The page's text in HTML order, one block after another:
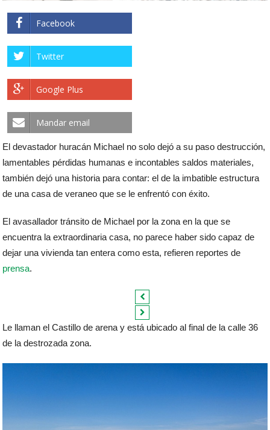
Facebook
Twitter
Google Plus
Mandar email
El devastador huracán Michael no solo dejó a su paso destrucción,
lamentables pérdidas humanas e incontables saldos materiales,
también dejó una historia para contar: el de la imbatible estructura
de una casa de veraneo que se le enfrentó con éxito.
El avasallador tránsito de Michael por la zona en la que se
encuentra la extraordinaria casa, no parece haber sido capaz de
dejar una vivienda tan entera como esta, refieren reportes de
prensa.
Le llaman el Castillo de arena y está ubicado al final de la calle 36
de la destrozada zona.